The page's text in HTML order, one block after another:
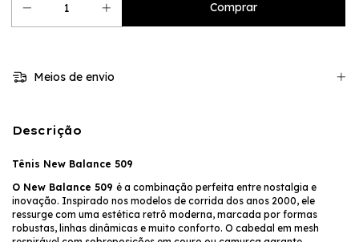
Meios de envio
Descrição
Tênis New Balance 509
O New Balance 509 é a combinação perfeita entre nostalgia e
inovação. Inspirado nos modelos de corrida dos anos 2000, ele
ressurge com uma estética retrô moderna, marcada por formas
robustas, linhas dinâmicas e muito conforto. O cabedal em mesh